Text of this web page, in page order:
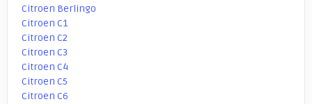
Citroen Berlingo
Citroen C1
Citroen C2
Citroen C3
Citroen C4
Citroen C5
Citroen C6